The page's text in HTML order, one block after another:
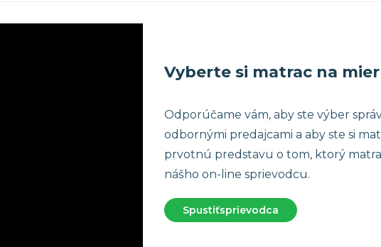
Vyberte si matrac na
Odporúčame vám, aby ste výber
odbornými predajcami a aby ste si
prvotnú predstavu o tom, ktorý
nášho on-line sprievodcu.
Spustiťsprievodca